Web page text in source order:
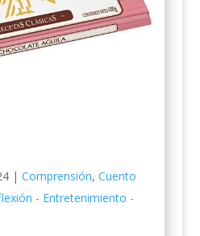
| Comprensión, Cuento
- Entretenimiento -